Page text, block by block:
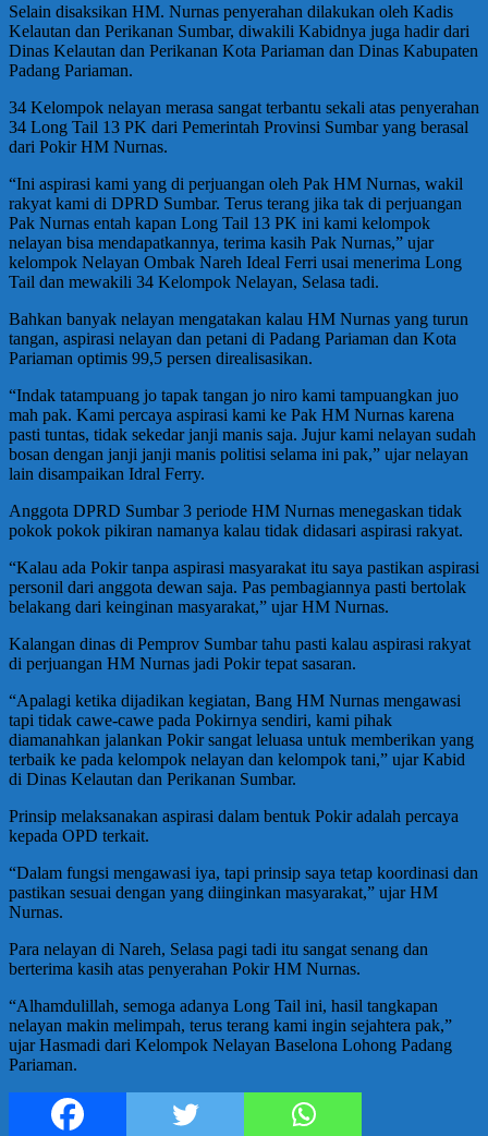
Selain disaksikan HM. Nurnas penyerahan dilakukan oleh Kadis
Kelautan dan Perikanan Sumbar, diwakili Kabidnya juga hadir dari
Dinas Kelautan dan Perikanan Kota Pariaman dan Dinas Kabupaten
Padang Pariaman.
34 Kelompok nelayan merasa sangat terbantu sekali atas penyerahan
34 Long Tail 13 PK dari Pemerintah Provinsi Sumbar yang berasal
dari Pokir HM Nurnas.
“Ini aspirasi kami yang di perjuangan oleh Pak HM Nurnas, wakil
rakyat kami di DPRD Sumbar. Terus terang jika tak di perjuangan
Pak Nurnas entah kapan Long Tail 13 PK ini kami kelompok
nelayan bisa mendapatkannya, terima kasih Pak Nurnas,” ujar
kelompok Nelayan Ombak Nareh Ideal Ferri usai menerima Long
Tail dan mewakili 34 Kelompok Nelayan, Selasa tadi.
Bahkan banyak nelayan mengatakan kalau HM Nurnas yang turun
tangan, aspirasi nelayan dan petani di Padang Pariaman dan Kota
Pariaman optimis 99,5 persen direalisasikan.
“Indak tatampuang jo tapak tangan jo niro kami tampuangkan juo
mah pak. Kami percaya aspirasi kami ke Pak HM Nurnas karena
pasti tuntas, tidak sekedar janji manis saja. Jujur kami nelayan sudah
bosan dengan janji janji manis politisi selama ini pak,” ujar nelayan
lain disampaikan Idral Ferry.
Anggota DPRD Sumbar 3 periode HM Nurnas menegaskan tidak
pokok pokok pikiran namanya kalau tidak didasari aspirasi rakyat.
“Kalau ada Pokir tanpa aspirasi masyarakat itu saya pastikan aspirasi
personil dari anggota dewan saja. Pas pembagiannya pasti bertolak
belakang dari keinginan masyarakat,” ujar HM Nurnas.
Kalangan dinas di Pemprov Sumbar tahu pasti kalau aspirasi rakyat
di perjuangan HM Nurnas jadi Pokir tepat sasaran.
“Apalagi ketika dijadikan kegiatan, Bang HM Nurnas mengawasi
tapi tidak cawe-cawe pada Pokirnya sendiri, kami pihak
diamanahkan jalankan Pokir sangat leluasa untuk memberikan yang
terbaik ke pada kelompok nelayan dan kelompok tani,” ujar Kabid
di Dinas Kelautan dan Perikanan Sumbar.
Prinsip melaksanakan aspirasi dalam bentuk Pokir adalah percaya
kepada OPD terkait.
“Dalam fungsi mengawasi iya, tapi prinsip saya tetap koordinasi dan
pastikan sesuai dengan yang diinginkan masyarakat,” ujar HM
Nurnas.
Para nelayan di Nareh, Selasa pagi tadi itu sangat senang dan
berterima kasih atas penyerahan Pokir HM Nurnas.
“Alhamdulillah, semoga adanya Long Tail ini, hasil tangkapan
nelayan makin melimpah, terus terang kami ingin sejahtera pak,”
ujar Hasmadi dari Kelompok Nelayan Baselona Lohong Padang
Pariaman.